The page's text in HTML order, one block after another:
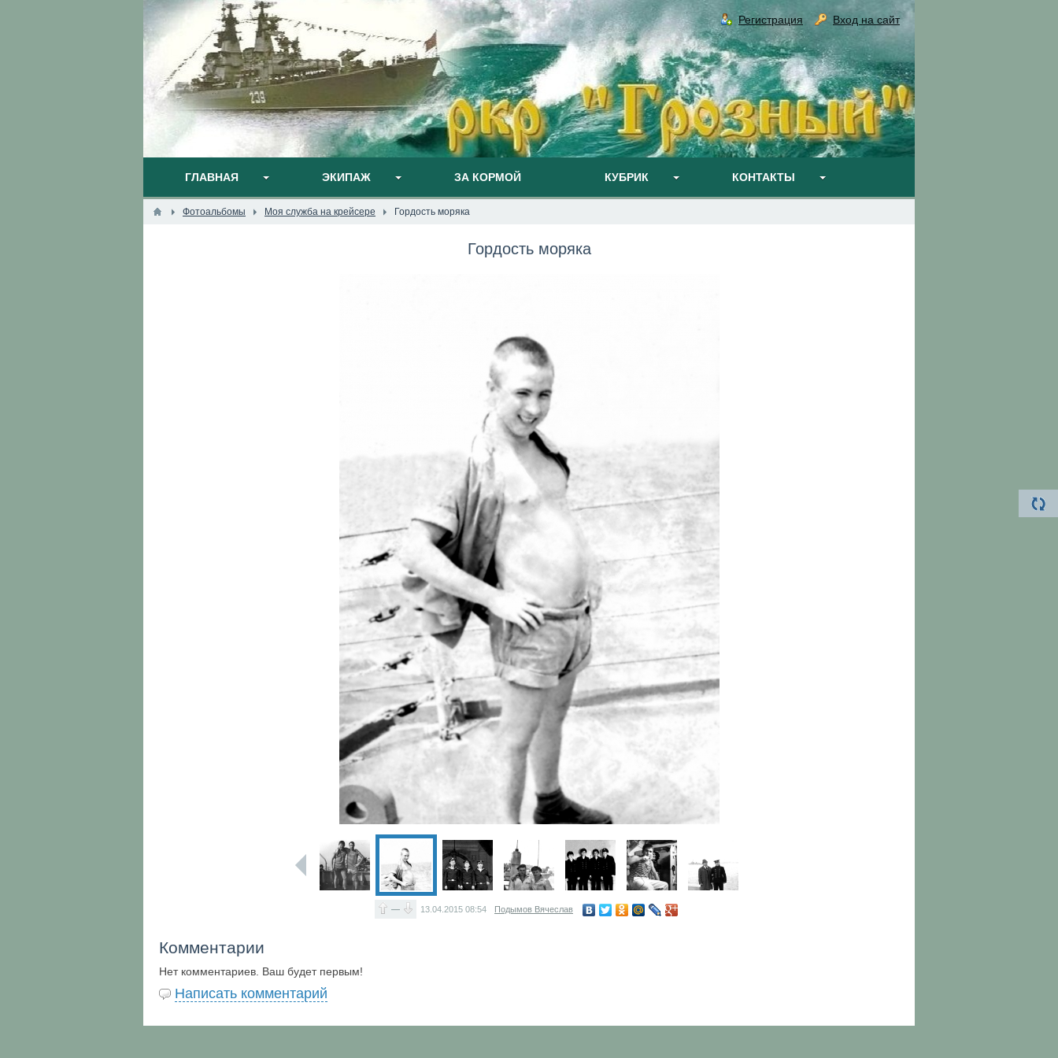
Регистрация Вход на сайт
ГЛАВНАЯ ЭКИПАЖ ЗА КОРМОЙ КУБРИК КОНТАКТЫ
Фотоальбомы Моя служба на крейсере Гордость моряка
Гордость моряка
— 13.04.2015 08:54 Подымов Вячеслав
Комментарии
Нет комментариев. Ваш будет первым!
Написать комментарий